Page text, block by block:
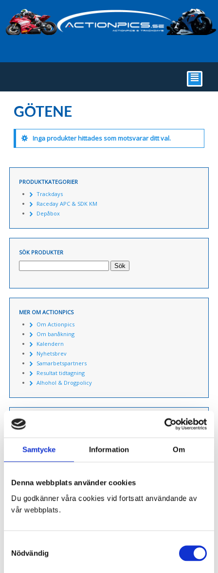
Samtycke Information Om
Denna webbplats använder cookies
Du godkänner våra cookies vid fortsatt användande av
vår webbplats.
Nödvändig
²
GÖTENE
Inga produkter hittades som motsvarar ditt val.
PRODUKTKATEGORIER
Trackdays
Raceday APC & SDK KM
Depåbox
SÖK PRODUKTER
Sök
MER OM ACTIONPICS
Om Actionpics
Om banåkning
Kalendern
Nyhetsbrev
Samarbetspartners
Resultat tidtagning
Alhohol & Drogpolicy
KUNDSERVICE
Avbokning & Reklamation
Kontakta oss
Till kassan